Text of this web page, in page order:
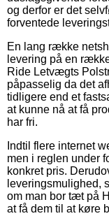
og derfor er det
forventede
En lang række
levering på en
Ride Letvægts
påpasselig da det
tidligere end et
at kunne nå at få
har fri.
Indtil flere internet
men i reglen under
konkret pris.
leveringsmulighed,
om man bor tæt på
at få dem til at køre